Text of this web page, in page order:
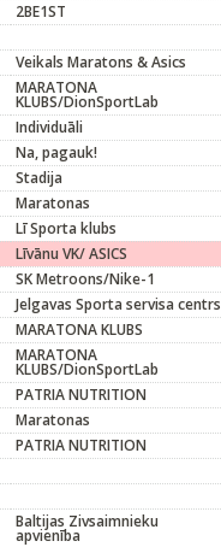
2BE1ST
Veikals Maratons & Asics
MARATONA
KLUBS/DionSportLab
Individuāli
Na, pagauk!
Stadija
Maratonas
Lī Sporta klubs
Līvānu VK/ ASICS
SK Metroons/Nike-1
Jelgavas Sporta servisa centrs
MARATONA KLUBS
MARATONA
KLUBS/DionSportLab
PATRIA NUTRITION
Maratonas
PATRIA NUTRITION
Baltijas Zivsaimnieku
apvienība